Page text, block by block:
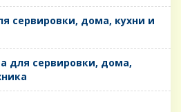
сервировки, дома, кухни и
для сервировки, дома,